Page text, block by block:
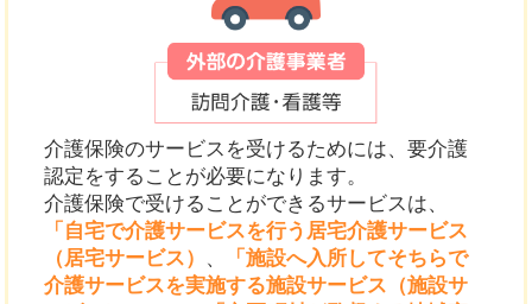
介護保険のサービスを受けるためには、要介護
認定をすることが必要になります。
介護保険で受けることができるサービスは、
「自宅で介護サービスを行う居宅介護サービス
（居宅サービス） 、
「施設へ入所してそちらで
介護サービスを実施する施設サービス（施設サ